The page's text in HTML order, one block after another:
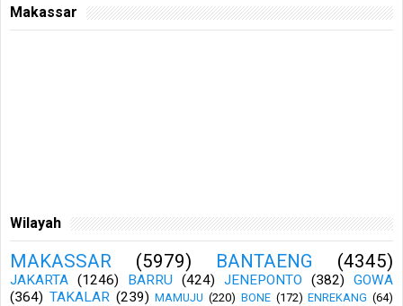
Makassar
Wilayah
MAKASSAR (5979) BANTAENG (4345)
JAKARTA (1246) BARRU (424) JENEPONTO (382)
GOWA
(364) TAKALAR (239) MAMUJU (220) BONE (172) ENREKANG (64)